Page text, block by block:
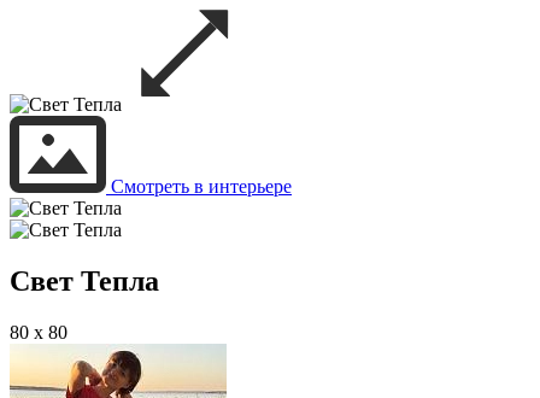
Смотреть в интерьере
Свет Тепла
80 x 80